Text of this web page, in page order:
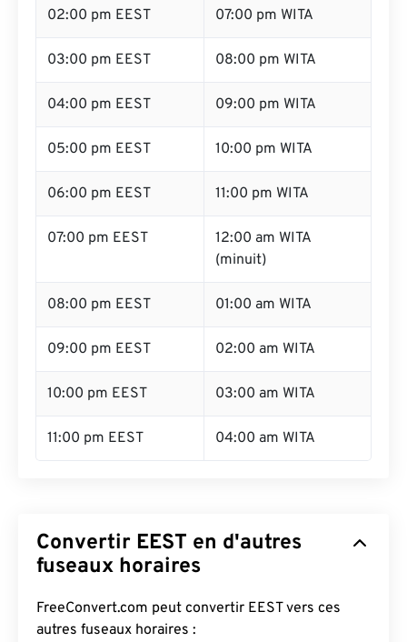
02:00 pm EEST 07:00 pm WITA
03:00 pm EEST 08:00 pm WITA
04:00 pm EEST 09:00 pm WITA
05:00 pm EEST 10:00 pm WITA
06:00 pm EEST 11:00 pm WITA
07:00 pm EEST
12:00 am WITA
(minuit)
08:00 pm EEST 01:00 am WITA
09:00 pm EEST 02:00 am WITA
10:00 pm EEST 03:00 am WITA
11:00 pm EEST 04:00 am WITA
Convertir EEST en d'autres
fuseaux horaires
FreeConvert.com peut convertir EEST vers ces
autres fuseaux horaires :